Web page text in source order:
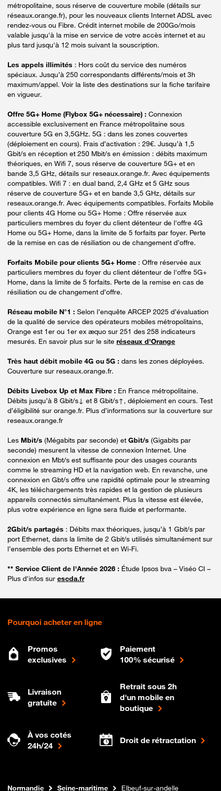
métropolitaine, sous réserve de couverture mobile (détails sur
réseaux.orange.fr), pour les nouveaux clients Internet ADSL avec
rendez-vous ou Fibre. Crédit internet mobile de 200Go/mois
valable jusqu'à la mise en service de votre accès internet et au
plus tard jusqu'à 12 mois suivant la souscription.
Les appels illimités : Hors coût du service des numéros
spéciaux. Jusqu’à 250 correspondants différents/mois et 3h
maximum/appel. Voir la liste des destinations sur la fiche tarifaire
en vigueur.
Offre 5G+ Home (Flybox 5G+ nécessaire) : Connexion
accessible exclusivement en France métropolitaine sous
couverture 5G en 3,5GHz. 5G : dans les zones couvertes
(déploiement en cours). Frais d’activation : 29€. Jusqu’à 1,5
Gbit/s en réception et 250 Mbit/s en émission : débits maximum
théoriques, en Wifi 7, sous réserve de couverture 5G+ et en
bande 3,5 GHz, détails sur reseaux.orange.fr. Avec équipements
compatibles. Wifi 7 : en dual band, 2,4 GHz et 5 GHz sous
réserve de couverture 5G+ et en bande 3,5 GHz, détails sur
reseaux.orange.fr. Avec équipements compatibles. Forfaits Mobile
pour clients 4G Home ou 5G+ Home : Offre réservée aux
particuliers membres du foyer du client détenteur de l'offre 4G
Home ou 5G+ Home, dans la limite de 5 forfaits par foyer. Perte
de la remise en cas de résiliation ou de changement d’offre.
Forfaits Mobile pour clients 5G+ Home : Offre réservée aux
particuliers membres du foyer du client détenteur de l'offre 5G+
Home, dans la limite de 5 forfaits. Perte de la remise en cas de
résiliation ou de changement d’offre.
Réseau mobile N°1 : Selon l’enquête ARCEP 2025 d’évaluation
de la qualité de service des opérateurs mobiles métropolitains,
Orange est 1er ou 1er ex æquo sur 251 des 258 indicateurs
mesurés. En savoir plus sur le site réseaux d'Orange
Très haut débit mobile 4G ou 5G : dans les zones déployées.
Couverture sur reseaux.orange.fr.
Débits Livebox Up et Max Fibre : En France métropolitaine.
Débits jusqu’à 8 Gbit/s↓ et 8 Gbit/s↑, déploiement en cours. Test
d’éligibilité sur orange.fr. Plus d’informations sur la couverture sur
reseaux.orange.fr
Les Mbit/s (Mégabits par seconde) et Gbit/s (Gigabits par
seconde) mesurent la vitesse de connexion Internet. Une
connexion en Mbt/s est suffisante pour des usages courants
comme le streaming HD et la navigation web. En revanche, une
connexion en Gbt/s offre une rapidité optimale pour le streaming
4K, les téléchargements très rapides et la gestion de plusieurs
appareils connectés simultanément. Plus la vitesse est élevée,
plus votre expérience en ligne sera fluide et performante.
2Gbit/s partagés : Débits max théoriques, jusqu’à 1 Gbit/s par
port Ethernet, dans la limite de 2 Gbit/s utilisés simultanément sur
l’ensemble des ports Ethernet et en Wi-Fi.
** Service Client de l'Année 2026 : Étude Ipsos bva – Viséo CI –
Plus d'infos sur escda.fr
Pourquoi acheter en ligne
Promos
exclusives
Paiement
100% sécurisé
Livraison
gratuite
Retrait sous 2h
d'un mobile en
boutique
À vos cotés
24h/24
Droit de rétractation
Boutique Orange
Internet fibre
Normandie Seine-maritime Elbeuf-sur-andelle